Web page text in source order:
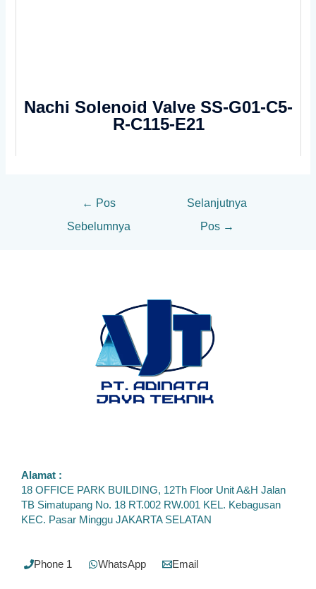
Nachi Solenoid Valve SS-G01-C5-
R-C115-E21
← Pos
Sebelumnya
Selanjutnya
Pos →
Alamat :
18 OFFICE PARK BUILDING, 12Th Floor Unit A&H Jalan
TB Simatupang No. 18 RT.002 RW.001 KEL. Kebagusan
KEC. Pasar Minggu JAKARTA SELATAN
Phone 1 WhatsApp Email